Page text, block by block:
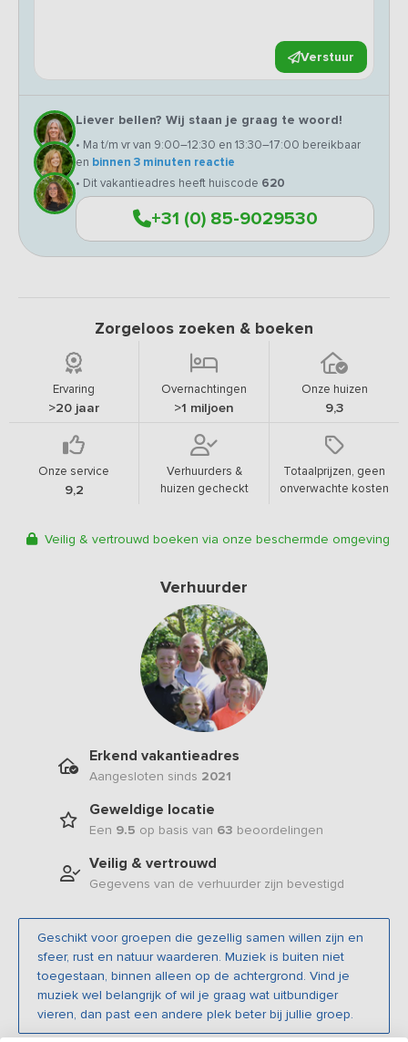
Verstuur
Liever bellen? Wij staan je graag te woord!
• Ma t/m vr van 9:00–12:30 en 13:30–17:00 bereikbaar
en binnen 3 minuten reactie
• Dit vakantieadres heeft huiscode 620
+31 (0) 85-9029530
Zorgeloos zoeken & boeken
Ervaring
>20 jaar
Overnachtingen
>1 miljoen
Onze huizen
9,3
Onze service
9,2
Verhuurders &
huizen gecheckt
Totaalprijzen, geen
onverwachte kosten
Veilig & vertrouwd boeken via onze beschermde omgeving
Verhuurder
Erkend vakantieadres
Aangesloten sinds 2021
Geweldige locatie
Een 9.5 op basis van 63 beoordelingen
Veilig & vertrouwd
Gegevens van de verhuurder zijn bevestigd
Geschikt voor groepen die gezellig samen willen zijn en
sfeer, rust en natuur waarderen. Muziek is buiten niet
toegestaan, binnen alleen op de achtergrond. Vind je
muziek wel belangrijk of wil je graag wat uitbundiger
vieren, dan past een andere plek beter bij jullie groep.